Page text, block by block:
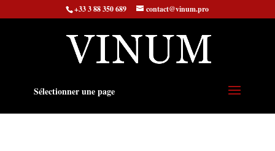
+33 3 88 350 689 contact@vinum.pro
Sélectionner une page